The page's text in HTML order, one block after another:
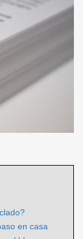
en casa